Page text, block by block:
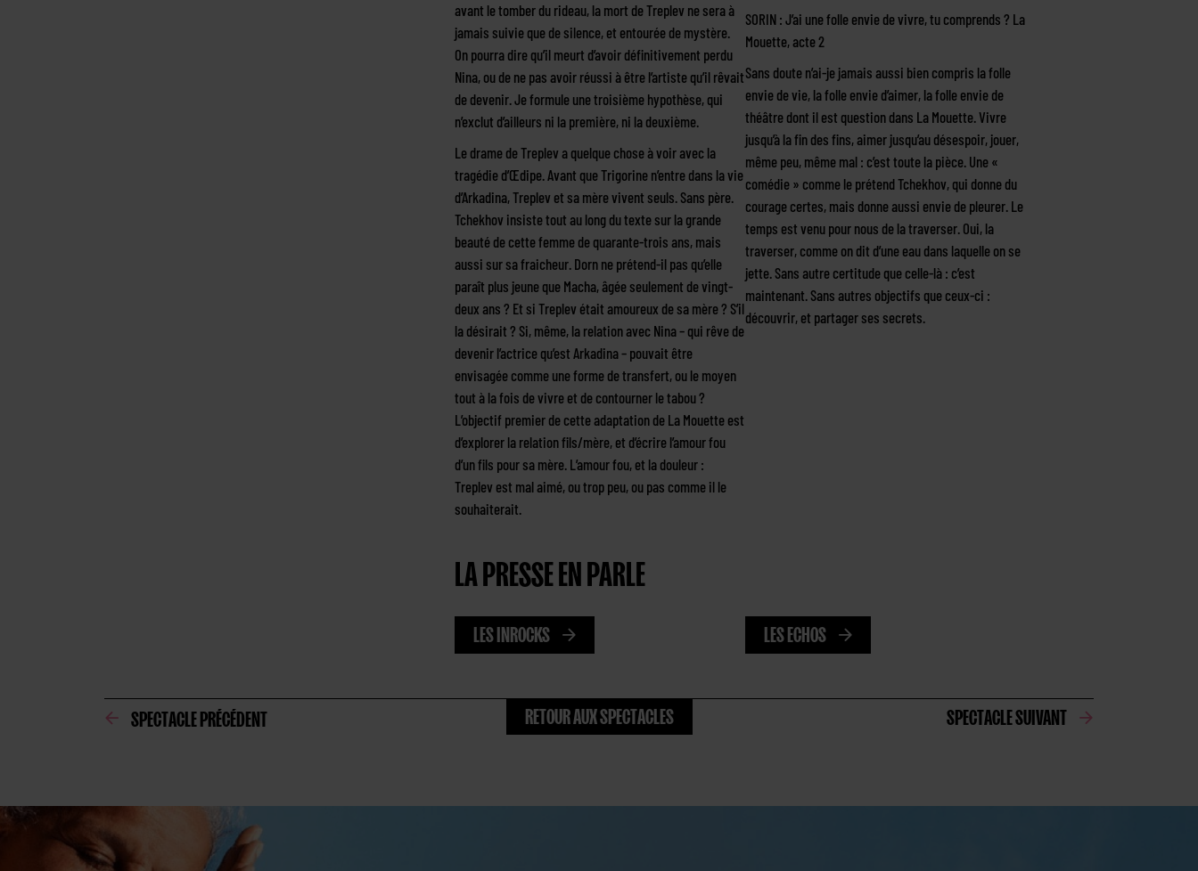
avant le tomber du rideau, la mort de Treplev ne sera à
jamais suivie que de silence, et entourée de mystère.
On pourra dire qu’il meurt d’avoir définitivement perdu
Nina, ou de ne pas avoir réussi à être l’artiste qu’il rêvait
de devenir. Je formule une troisième hypothèse, qui
n’exclut d’ailleurs ni la première, ni la deuxième.
Le drame de Treplev a quelque chose à voir avec la
tragédie d’Œdipe. Avant que Trigorine n’entre dans la vie
d’Arkadina, Treplev et sa mère vivent seuls. Sans père.
Tchekhov insiste tout au long du texte sur la grande
beauté de cette femme de quarante-trois ans, mais
aussi sur sa fraicheur. Dorn ne prétend-il pas qu’elle
paraît plus jeune que Macha, âgée seulement de vingt-
deux ans ? Et si Treplev était amoureux de sa mère ? S’il
la désirait ? Si, même, la relation avec Nina – qui rêve de
devenir l’actrice qu’est Arkadina – pouvait être
envisagée comme une forme de transfert, ou le moyen
tout à la fois de vivre et de contourner le tabou ?
L’objectif premier de cette adaptation de La Mouette est
d’explorer la relation fils/mère, et d’écrire l’amour fou
d’un fils pour sa mère. L’amour fou, et la douleur :
Treplev est mal aimé, ou trop peu, ou pas comme il le
souhaiterait.
SORIN : J’ai une folle envie de vivre, tu comprends ? La
Mouette, acte 2
Sans doute n’ai-je jamais aussi bien compris la folle
envie de vie, la folle envie d’aimer, la folle envie de
théâtre dont il est question dans La Mouette. Vivre
jusqu’à la fin des fins, aimer jusqu’au désespoir, jouer,
même peu, même mal : c’est toute la pièce. Une «
comédie » comme le prétend Tchekhov, qui donne du
courage certes, mais donne aussi envie de pleurer. Le
temps est venu pour nous de la traverser. Oui, la
traverser, comme on dit d’une eau dans laquelle on se
jette. Sans autre certitude que celle-là : c’est
maintenant. Sans autres objectifs que ceux-ci :
découvrir, et partager ses secrets.
LA PRESSE EN PARLE
LES INROCKS LES ECHOS
SPECTACLE PRÉCÉDENT RETOUR AUX SPECTACLES SPECTACLE SUIVANT